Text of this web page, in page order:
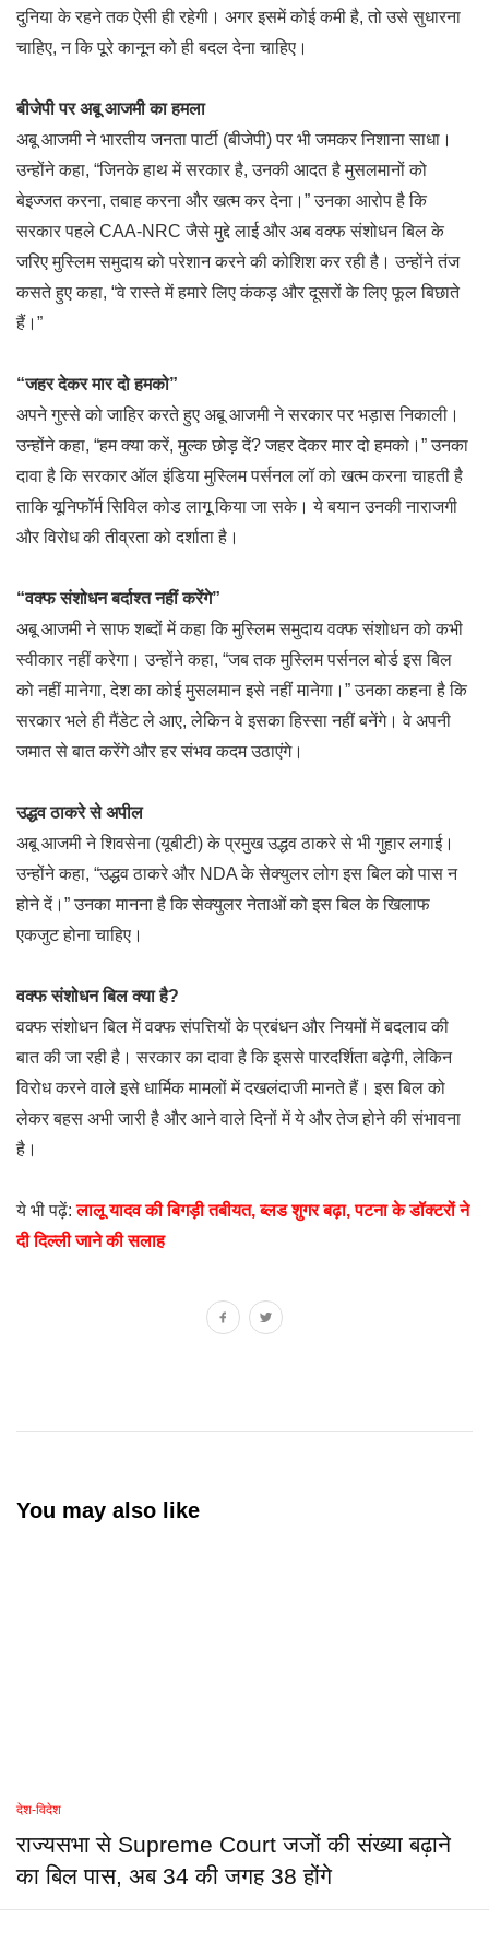
दुनिया के रहने तक ऐसी ही रहेगी। अगर इसमें कोई कमी है, तो उसे सुधारना
चाहिए, न कि पूरे कानून को ही बदल देना चाहिए।
बीजेपी पर अबू आजमी का हमला
अबू आजमी ने भारतीय जनता पार्टी (बीजेपी) पर भी जमकर निशाना साधा।
उन्होंने कहा, “जिनके हाथ में सरकार है, उनकी आदत है मुसलमानों को
बेइज्जत करना, तबाह करना और खत्म कर देना।” उनका आरोप है कि
सरकार पहले CAA-NRC जैसे मुद्दे लाई और अब वक्फ संशोधन बिल के
जरिए मुस्लिम समुदाय को परेशान करने की कोशिश कर रही है। उन्होंने तंज
कसते हुए कहा, “वे रास्ते में हमारे लिए कंकड़ और दूसरों के लिए फूल बिछाते
हैं।”
“जहर देकर मार दो हमको”
अपने गुस्से को जाहिर करते हुए अबू आजमी ने सरकार पर भड़ास निकाली।
उन्होंने कहा, “हम क्या करें, मुल्क छोड़ दें? जहर देकर मार दो हमको।” उनका
दावा है कि सरकार ऑल इंडिया मुस्लिम पर्सनल लॉ को खत्म करना चाहती है
ताकि यूनिफॉर्म सिविल कोड लागू किया जा सके। ये बयान उनकी नाराजगी
और विरोध की तीव्रता को दर्शाता है।
“वक्फ संशोधन बर्दाश्त नहीं करेंगे”
अबू आजमी ने साफ शब्दों में कहा कि मुस्लिम समुदाय वक्फ संशोधन को कभी
स्वीकार नहीं करेगा। उन्होंने कहा, “जब तक मुस्लिम पर्सनल बोर्ड इस बिल
को नहीं मानेगा, देश का कोई मुसलमान इसे नहीं मानेगा।” उनका कहना है कि
सरकार भले ही मैंडेट ले आए, लेकिन वे इसका हिस्सा नहीं बनेंगे। वे अपनी
जमात से बात करेंगे और हर संभव कदम उठाएंगे।
उद्धव ठाकरे से अपील
अबू आजमी ने शिवसेना (यूबीटी) के प्रमुख उद्धव ठाकरे से भी गुहार लगाई।
उन्होंने कहा, “उद्धव ठाकरे और NDA के सेक्युलर लोग इस बिल को पास न
होने दें।” उनका मानना है कि सेक्युलर नेताओं को इस बिल के खिलाफ
एकजुट होना चाहिए।
वक्फ संशोधन बिल क्या है?
वक्फ संशोधन बिल में वक्फ संपत्तियों के प्रबंधन और नियमों में बदलाव की
बात की जा रही है। सरकार का दावा है कि इससे पारदर्शिता बढ़ेगी, लेकिन
विरोध करने वाले इसे धार्मिक मामलों में दखलंदाजी मानते हैं। इस बिल को
लेकर बहस अभी जारी है और आने वाले दिनों में ये और तेज होने की संभावना
है।
ये भी पढ़ें:लालू यादव की बिगड़ी तबीयत, ब्लड शुगर बढ़ा, पटना के डॉक्टरों ने
दी दिल्ली जाने की सलाह
You may also like
देश-विदेश
राज्यसभा से Supreme Court जजों की संख्या बढ़ाने
का बिल पास, अब 34 की जगह 38 होंगे